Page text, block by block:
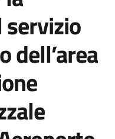
dell’area